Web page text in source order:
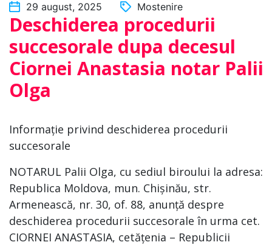
29 august, 2025 Mostenire
Deschiderea procedurii
succesorale dupa decesul
Ciornei Anastasia notar Palii
Olga
Informație privind deschiderea procedurii
succesorale
NOTARUL Palii Olga, cu sediul biroului la adresa:
Republica Moldova, mun. Chișinău, str.
Armenească, nr. 30, of. 88, anunță despre
deschiderea procedurii succesorale în urma cet.
CIORNEI ANASTASIA, cetățenia – Republicii